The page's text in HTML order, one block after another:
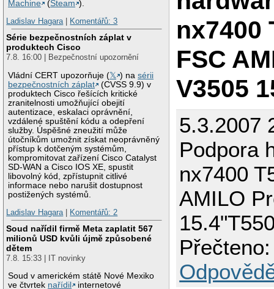
Machine
(Steam ).
Ladislav Hagara| Komentářů: 3
Série bezpečnostních záplat v
produktech Cisco
7.8. 16:00 | Bezpečnostní upozornění
Vládní CERT upozorňuje (𝕏 ) nasérii
bezpečnostních záplat
(CVSS 9.9) v
produktech Cisco řešících kritické
zranitelnosti umožňující obejití
autentizace, eskalaci oprávnění,
vzdálené spuštění kódu a odepření
služby. Úspěšné zneužití může
útočníkům umožnit získat neoprávněný
přístup k dotčeným systémům,
kompromitovat zařízení Cisco Catalyst
SD-WAN a Cisco IOS XE, spustit
libovolný kód, zpřístupnit citlivé
informace nebo narušit dostupnost
postižených systémů.
Ladislav Hagara| Komentářů: 2
Soud nařídil firmě Meta zaplatit 567
milionů USD kvůli újmě způsobené
dětem
7.8. 15:33 | IT novinky
Soud v americkém státě Nové Mexiko
ve čtvrtek nařídil
internetové
nx7400
FSC
V3505
5.3.2007
Podpora
nx7400
AMILO